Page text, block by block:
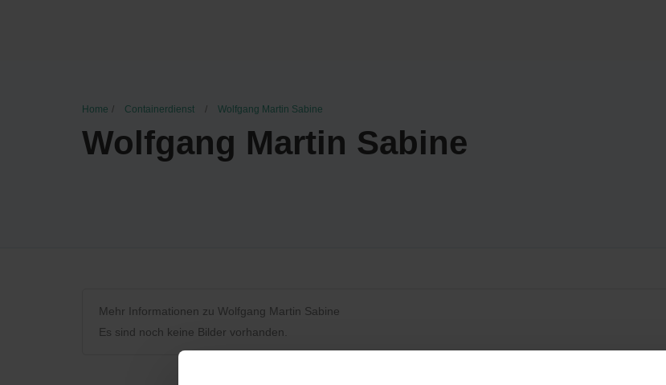
Home Containerdienst Wolfgang Martin Sabine
Wolfgang Martin Sabine
Mehr Informationen zu Wolfgang Martin Sabine
Es sind noch keine Bilder vorhanden.